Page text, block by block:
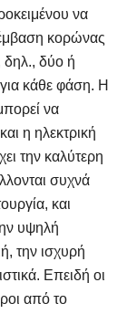
να
κορώνας
δηλ., δύο ή
κάθε φάση. Η
να
η ηλεκτρική
την καλύτερη
συχνά
και
υψηλή
την ισχυρή
Επειδή οι
από το